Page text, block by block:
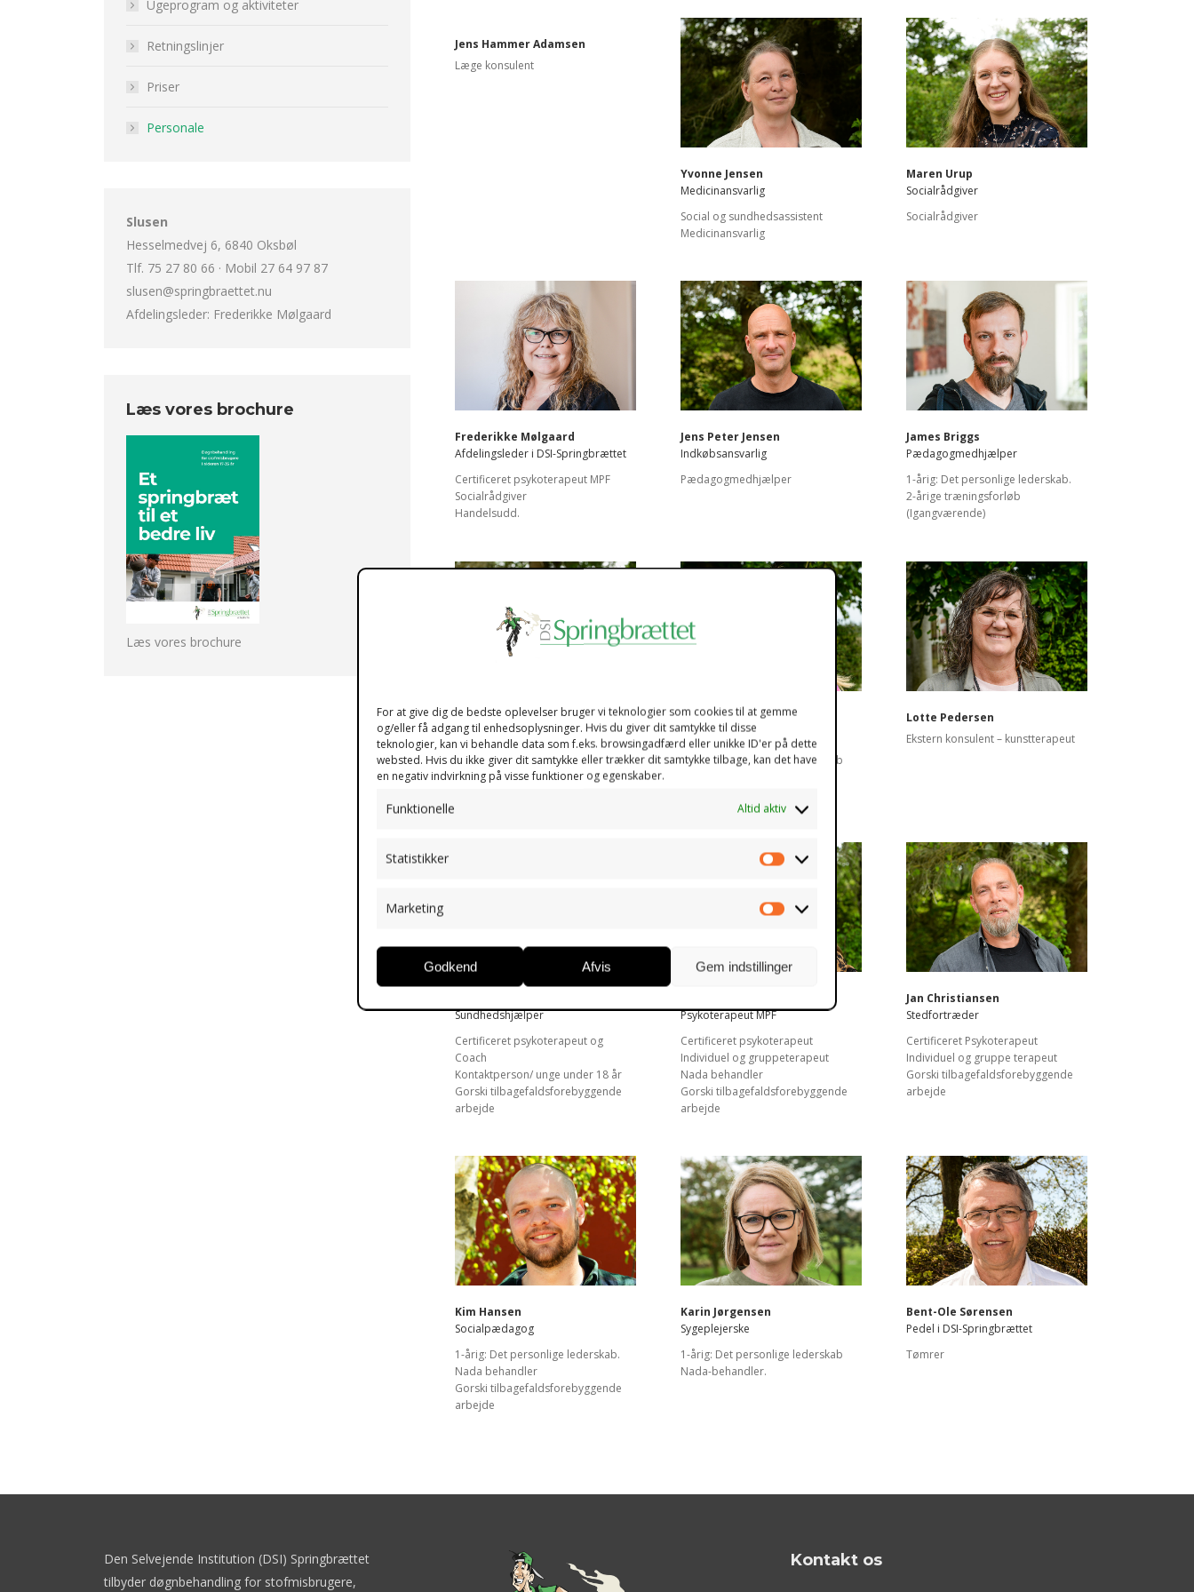
For at give dig de bedste oplevelser bruger vi teknologier som cookies til at gemme
og/eller få adgang til enhedsoplysninger. Hvis du giver dit samtykke til disse
teknologier, kan vi behandle data som f.eks. browsingadfærd eller unikke ID'er på dette
websted. Hvis du ikke giver dit samtykke eller trækker dit samtykke tilbage, kan det have
en negativ indvirkning på visse funktioner og egenskaber.
Funktionelle Altid aktiv
Statistikker
Statistikker
Marketing
Marketing
Godkend Afvis Gem indstillinger
Jens Hammer Adamsen
Læge konsulent
Yvonne Jensen
Medicinansvarlig
Social og sundhedsassistent
Medicinansvarlig
Maren Urup
Socialrådgiver
Socialrådgiver
Frederikke Mølgaard
Afdelingsleder i DSI-Springbrættet
Certificeret psykoterapeut MPF
Socialrådgiver
Handelsudd.
Jens Peter Jensen
Indkøbsansvarlig
Pædagogmedhjælper
James Briggs
Pædagogmedhjælper
1-årig: Det personlige lederskab.
2-årige træningsforløb
(Igangværende)
Michael Tronøe
Socialpædagog
1-årig: Det personlige lederskab.
2-årige træningsforløb
Helena Dejrup Christensen
Kontorassistent
1-årig: Det personlige lederskab
Lotte Pedersen
Ekstern konsulent – kunstterapeut
Sundhedshjælper
Certificeret psykoterapeut og
Coach
Kontaktperson/ unge under 18 år
Gorski tilbagefaldsforebyggende
arbejde
Psykoterapeut MPF
Certificeret psykoterapeut
Individuel og gruppeterapeut
Nada behandler
Gorski tilbagefaldsforebyggende
arbejde
Jan Christiansen
Stedfortræder
Certificeret Psykoterapeut
Individuel og gruppe terapeut
Gorski tilbagefaldsforebyggende
arbejde
Kim Hansen
Socialpædagog
1-årig: Det personlige lederskab.
Nada behandler
Gorski tilbagefaldsforebyggende
arbejde
Karin Jørgensen
Sygeplejerske
1-årig: Det personlige lederskab
Nada-behandler.
Bent-Ole Sørensen
Pedel i DSI-Springbrættet
Tømrer
Ugeprogram og aktiviteter
Retningslinjer
Priser
Personale
Slusen
Hesselmedvej 6, 6840 Oksbøl
Tlf. 75 27 80 66 · Mobil 27 64 97 87
slusen@springbraettet.nu
Afdelingsleder: Frederikke Mølgaard
Læs vores brochure
Læs vores brochure
Den Selvejende Institution (DSI) Springbrættet
tilbyder døgnbehandling for stofmisbrugere,
Kontakt os